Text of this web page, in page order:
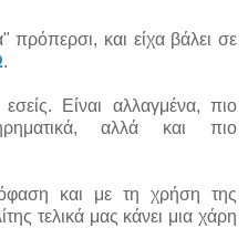
πρόπερσι, και είχα βάλει σε
.
Είναι αλλαγμένα, πιο
αλλά και πιο
και με τη χρήση της
τελικά μας κάνει μια χάρη